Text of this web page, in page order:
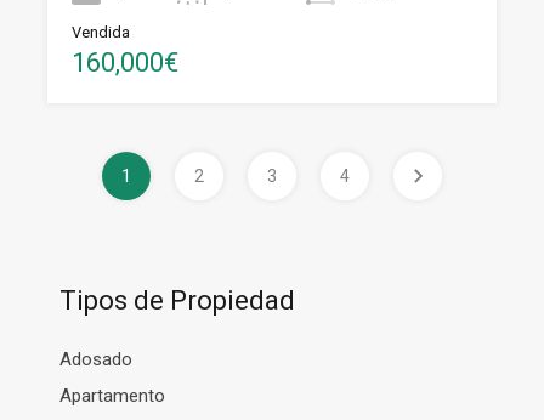
Vendida
160,000€
1 2 3 4
Tipos de Propiedad
Adosado
Apartamento